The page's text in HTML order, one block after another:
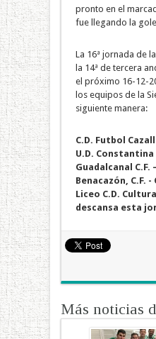
pronto en el
fue llegando la
La 16ª jornada de
la 14ª de tercera
el próximo 16-12-
los equipos de la
siguiente manera:
C.D. Futbol
U.D. Constantina
Guadalcanal C.F.
Benacazón, C.F. -
Liceo C.D.
descansa esta
Más noticias